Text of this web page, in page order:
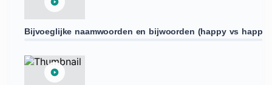
Bijvoeglijke naamwoorden en bijwoorden (happy vs